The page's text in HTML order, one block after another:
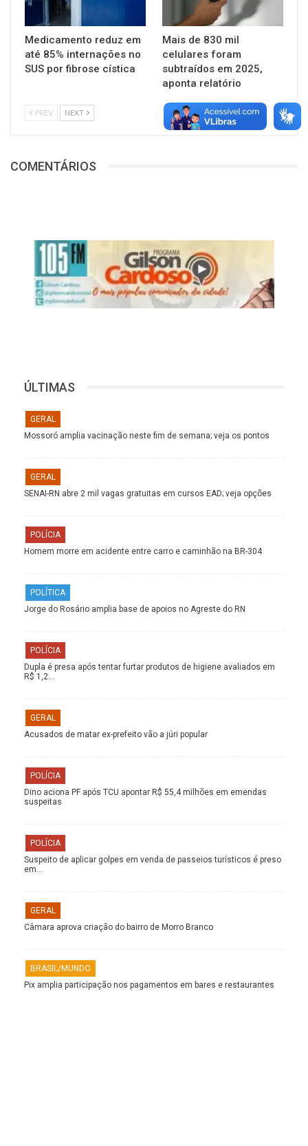
Medicamento reduz em
até 85% internações no
SUS por fibrose cística
Mais de 830 mil
celulares foram
subtraídos em 2025,
aponta relatório
PREV NEXT
COMENTÁRIOS
ÚLTIMAS
GERAL
Mossoró amplia vacinação neste fim de semana; veja os pontos
GERAL
SENAI-RN abre 2 mil vagas gratuitas em cursos EAD; veja opções
POLÍCIA
Homem morre em acidente entre carro e caminhão na BR-304
POLÍTICA
Jorge do Rosário amplia base de apoios no Agreste do RN
POLÍCIA
Dupla é presa após tentar furtar produtos de higiene avaliados em
R$ 1,2…
GERAL
Acusados de matar ex-prefeito vão a júri popular
POLÍCIA
Dino aciona PF após TCU apontar R$ 55,4 milhões em emendas
suspeitas
POLÍCIA
Suspeito de aplicar golpes em venda de passeios turísticos é preso
em…
GERAL
Câmara aprova criação do bairro de Morro Branco
BRASIL/MUNDO
Pix amplia participação nos pagamentos em bares e restaurantes